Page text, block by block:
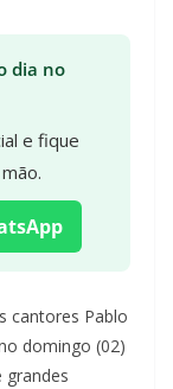
dia no
e fique
cantores Pablo
domingo (02)